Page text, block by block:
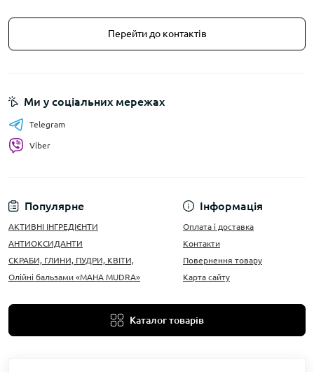
Перейти до контактів
Популярне
АКТИВНІ ІНГРЕДІЄНТИ
АНТИОКСИДАНТИ
СКРАБИ, ГЛИНИ, ПУДРИ, КВІТИ,
Олійні бальзами «MAHA MUDRA»
Інформація
Оплата і доставка
Контакти
Повернення товару
Карта сайту
Каталог товарів
Ми у соціальних мережах
Telegram
Viber